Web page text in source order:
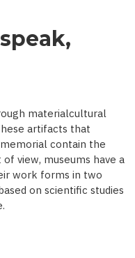
materialcultural
artifacts that
contain the
view, museums have a
work forms in two
on scientific studies